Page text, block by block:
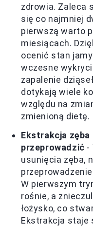
zdrowia. Zaleca
się co najmniej
pierwszą warto
miesiącach.
ocenić stan
wczesne
zapalenie
dotykają wiele
względu na
zmienioną dietę.
Ekstrakcja zęba
przeprowadzić -
usunięcia zęba,
W pierwszym
rośnie, a
łożysko, co
Ekstrakcja staje